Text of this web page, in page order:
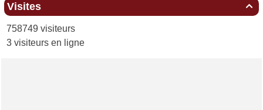

Visites
758749 visiteurs
3 visiteurs en ligne